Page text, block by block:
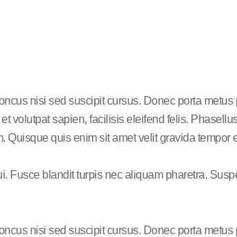
nisi sed suscipit cursus. Donec porta
volutpat sapien, facilisis eleifend felis.
quis enim sit amet velit gravida
Fusce blandit turpis nec aliquam pharetra.
nisi sed suscipit cursus. Donec porta